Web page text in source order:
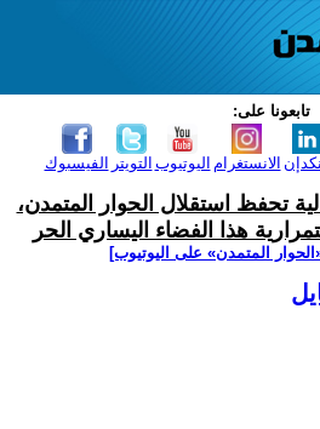
تابعونا على:
الفيسبوك التويتر اليوتيوب الانستغرام
تحفظ استقلال الحوار المتمدن،
هذا الفضاء اليساري الحر
المتمدن» على اليوتيوب]